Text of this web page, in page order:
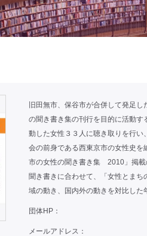
旧田無市、保谷市が合併して発足
の聞き書き集の刊行を目的に活動
動した女性３３人に聴き取りを行い、
会の前身である西東京市の女性史
市の女性の聞き書き集 2010」掲載
聞き書きに合わせて、「女性とま
域の動き、国内外の動きを対比した
団体HP：
メールアドレス：